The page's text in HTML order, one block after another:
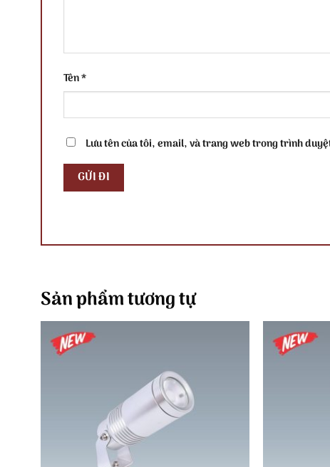
Tên*
Lưu tên của tôi, email, và trang web trong trình
Sản phẩm tương tự